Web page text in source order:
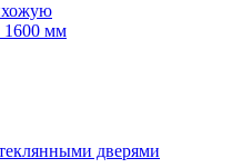
мм
дверями